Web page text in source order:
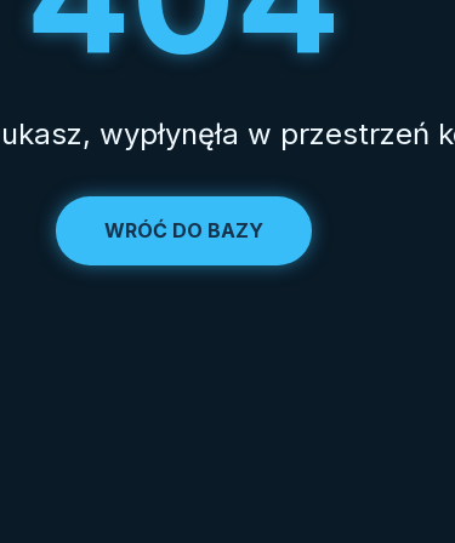
wypłynęła w przestrzeń
WRÓĆ DO BAZY